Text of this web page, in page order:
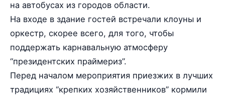
на автобусах из городов области.
На входе в здание гостей встречали клоуны и
оркестр, скорее всего, для того, чтобы
поддержать карнавальную атмосферу
“президентских праймериз”.
Перед началом мероприятия приезжих в лучших
традициях “крепких хозяйственников” кормили